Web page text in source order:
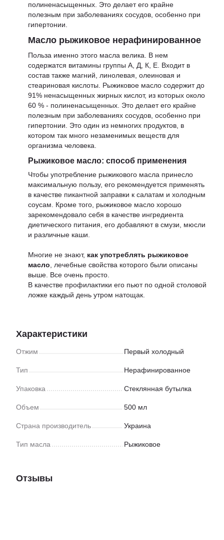
полиненасыщенных. Это делает его крайне
полезным при заболеваниях сосудов, особенно при
гипертонии.
Масло рыжиковое нерафинированное
Польза именно этого масла велика. В нем
содержатся витамины группы А, Д, К, Е. Входит в
состав также магний, линолевая, олеиновая и
стеариновая кислоты. Рыжиковое масло содержит до
91% ненасыщенных жирных кислот, из которых около
60 % - полиненасыщенных. Это делает его крайне
полезным при заболеваниях сосудов, особенно при
гипертонии. Это один из немногих продуктов, в
котором так много незаменимых веществ для
организма человека.
Рыжиковое масло: способ применения
Чтобы употребление рыжикового масла принесло
максимальную пользу, его рекомендуется применять
в качестве пикантной заправки к салатам и холодным
соусам. Кроме того, рыжиковое масло хорошо
зарекомендовало себя в качестве ингредиента
диетического питания, его добавляют в смузи, мюсли
и различные каши.
Многие не знают, как употреблять рыжиковое
масло, лечебные свойства которого были описаны
выше. Все очень просто.
В качестве профилактики его пьют по одной столовой
ложке каждый день утром натощак.
Характеристики
Отжим Первый холодный
Тип Нерафинированное
Упаковка Стеклянная бутылка
Объем 500 мл
Страна производитель Украина
Тип масла Рыжиковое
Отзывы